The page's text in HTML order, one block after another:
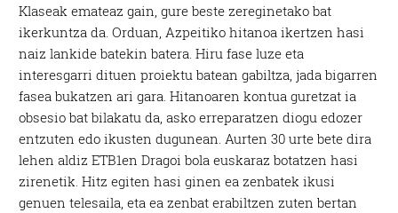
Klaseak emateaz gain, gure beste zereginetako bat
ikerkuntza da. Orduan, Azpeitiko hitanoa ikertzen hasi
naiz lankide batekin batera. Hiru fase luze eta
interesgarri dituen proiektu batean gabiltza, jada bigarren
fasea bukatzen ari gara. Hitanoaren kontua guretzat ia
obsesio bat bilakatu da, asko erreparatzen diogu edozer
entzuten edo ikusten dugunean. Aurten 30 urte bete dira
lehen aldiz ETB1en Dragoi bola euskaraz botatzen hasi
zirenetik. Hitz egiten hasi ginen ea zenbatek ikusi
genuen telesaila, eta ea zenbat erabiltzen zuten bertan